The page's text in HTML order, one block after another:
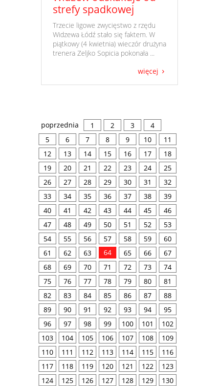
strefy spadkowej
​ Trzecie ligowe zwycięstwo z rzędu
Widzewa Łódź stało się faktem. W
piątkowy (4 kwietnia) wieczór drużyna
trenera Zeljko Sopicia pokonała ...
więcej
poprzednia 1 2 3
4
5
6 7 8 9 10
11
12
13 14 15 16 17
18
19
20 21 22 23 24
25
26
27 28 29 30 31
32
33
34 35 36 37 38
39
40
41 42 43 44 45
46
47
48 49 50 51 52
53
54
55 56 57 58 59
60
61
62 63 64 65 66
67
68
69 70 71 72 73
74
75
76 77 78 79 80
81
82
83 84 85 86 87
88
89
90 91 92 93 94
95
96
97 98 99 100 101
102
103
104 105 106 107 108
109
110
111 112 113 114 115
116
117
118 119 120 121 122
123
124
125 126 127 128 129
130